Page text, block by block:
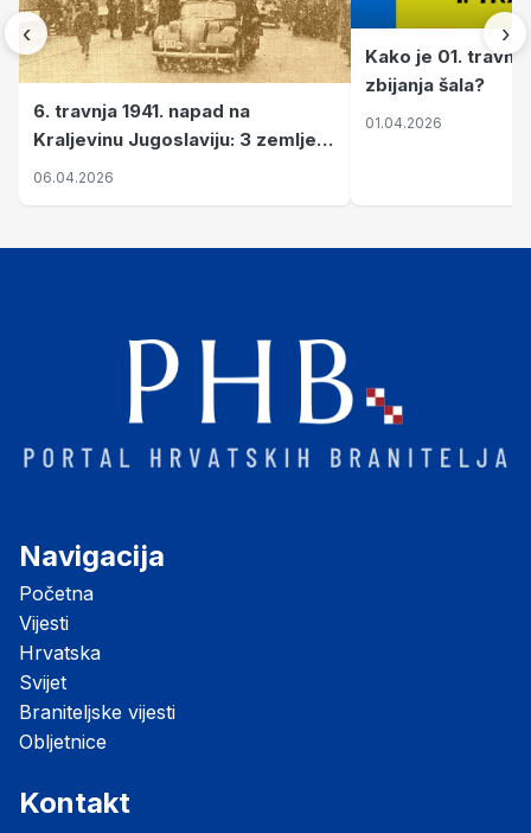
‹
6. travnja 1941. napad na
Kraljevinu Jugoslaviju: 3 zemlje
nastale njenim raspadom
06.04.2026
Kako je 01.
zbijanja šala?
01.04.2026
›
Navigacija
Početna
Vijesti
Hrvatska
Svijet
Braniteljske vijesti
Obljetnice
Kontakt